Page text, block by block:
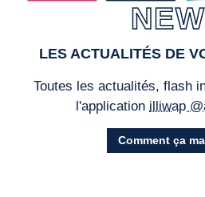
LES ACTUALITÉS DE
Toutes les actualités, flash
l'application illiwap
Comment ça